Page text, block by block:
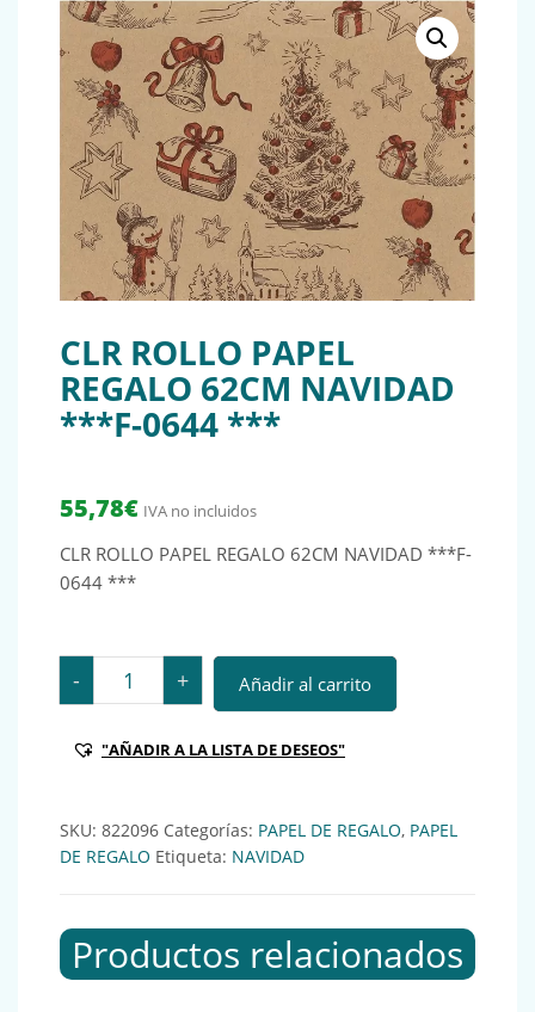
CLR ROLLO PAPEL
REGALO 62CM NAVIDAD
***F-0644 ***
55,78€ IVA no incluidos
CLR ROLLO PAPEL REGALO 62CM NAVIDAD ***F-
0644 ***
- CLR ROLLO PAPEL REGALO 62CM NAVIDAD ***F-
+ Añadir al carrito
"AÑADIR A LA LISTA DE DESEOS"
SKU: 822096 Categorías: PAPEL DE REGALO, PAPEL
DE REGALO Etiqueta: NAVIDAD
Productos relacionados